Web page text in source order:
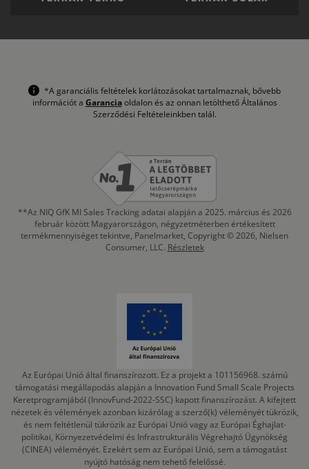
*A garanciális feltételek korlátozásokat tartalmaznak, bővebb
információt a Garanciaoldalon és az onnan letölthető Általános
Szerződési Feltételeinkben talál.
**Az NIQ GfK MI Sales Tracking adatai alapján a 2025. március és 2026
február között Magyarországon, négyzetméterben értékesített
termékmennyiséget tekintve, Panelmarket, Copyright © 2026, Nielsen
Consumer, LLC. Részletek
Az Európai Unió által finanszírozott. Ez a projekt a 101156968. számú
támogatási megállapodás alapján a Innovation Fund Small Scale Projects
Keretprogramjából (InnovFund-2022-SSC) kapott finanszírozást. A kifejtett
nézetek és vélemények azonban kizárólag a szerző(k) véleményét tükrözik,
és nem feltétlenül tükrözik az Európai Unió vagy az Európai Éghajlat-
politikai, Környezetvédelmi és Infrastrukturális Végrehajtó Ügynökség
(CINEA) véleményét. Ezekért sem az Európai Unió, sem a támogatást
nyújtó hatóság nem tehető felelőssé.